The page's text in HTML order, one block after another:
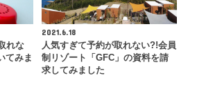
れな
てみま
2021.6.18
人気すぎて予約が取れない?!会員
制リゾート「GFC」の資料を請
求してみました